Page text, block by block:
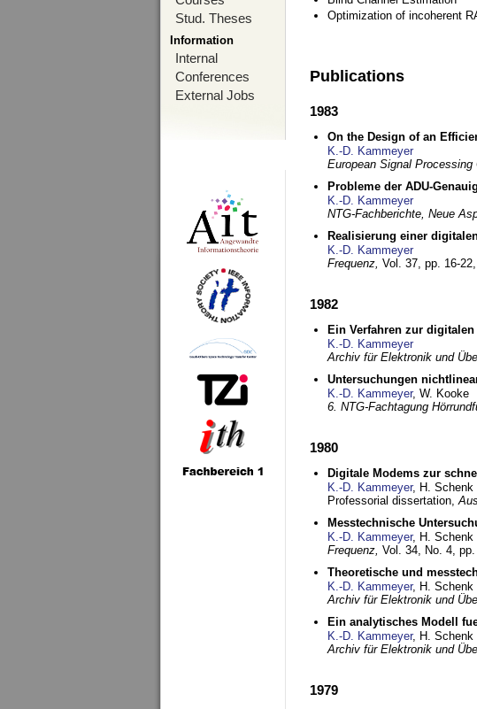
Stud. Theses
Information
Internal
Conferences
External Jobs
Optimization of incoherent
Publications
1983
On the Design of an
K.-D. Kammeyer
European Signal Processing
Probleme der ADU-
K.-D. Kammeyer
NTG-Fachberichte, Neue
Realisierung einer
K.-D. Kammeyer
Frequenz, Vol. 37, pp. 16-22,
1982
Ein Verfahren zur
K.-D. Kammeyer
Archiv für Elektronik und
Untersuchungen
K.-D. Kammeyer, W. Kooke
6. NTG-Fachtagung
1980
Digitale Modems zur
K.-D. Kammeyer, H. Schenk
Professorial dissertation,
Messtechnische
K.-D. Kammeyer, H. Schenk
Frequenz, Vol. 34, No. 4, pp.
Theoretische und
K.-D. Kammeyer, H. Schenk
Archiv für Elektronik und
Ein analytisches Modell
K.-D. Kammeyer, H. Schenk
Archiv für Elektronik und
1979